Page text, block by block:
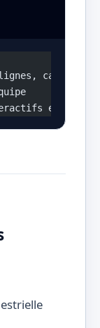
en ligne